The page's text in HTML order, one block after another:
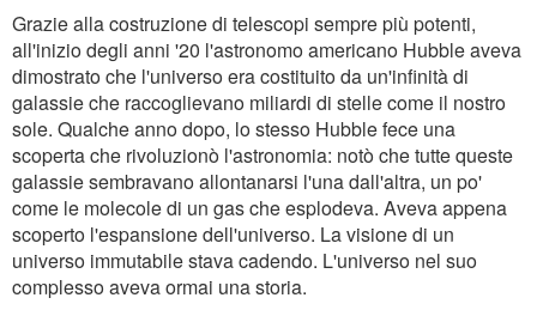
Grazie alla costruzione di telescopi sempre più potenti,
all'inizio degli anni '20 l'astronomo americano Hubble aveva
dimostrato che l'universo era costituito da un'infinità di
galassie che raccoglievano miliardi di stelle come il nostro
sole. Qualche anno dopo, lo stesso Hubble fece una
scoperta che rivoluzionò l'astronomia: notò che tutte queste
galassie sembravano allontanarsi l'una dall'altra, un po'
come le molecole di un gas che esplodeva. Aveva appena
scoperto l'espansione dell'universo. La visione di un
universo immutabile stava cadendo. L'universo nel suo
complesso aveva ormai una storia.